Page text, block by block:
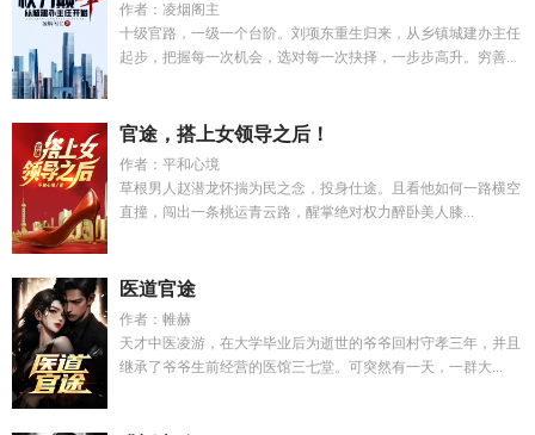
作者：凌烟阁主
十级官路，一级一个台阶。刘项东重生归来，从乡镇城建办主任
起步，把握每一次机会，选对每一次抉择，一步步高升。穷善...
官途，搭上女领导之后！
作者：平和心境
草根男人赵潜龙怀揣为民之念，投身仕途。且看他如何一路横空
直撞，闯出一条桃运青云路，醒掌绝对权力醉卧美人膝...
医道官途
作者：帷赫
天才中医凌游，在大学毕业后为逝世的爷爷回村守孝三年，并且
继承了爷爷生前经营的医馆三七堂。可突然有一天，一群大...